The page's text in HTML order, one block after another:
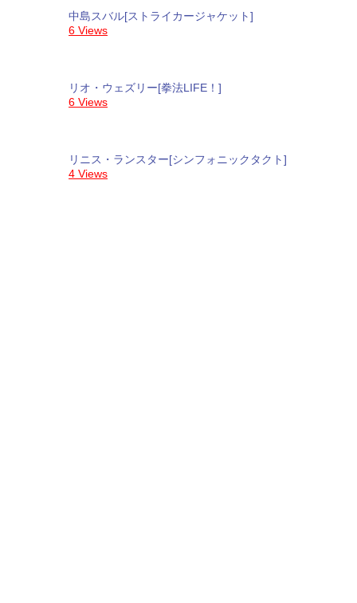
中島スバル[ストライカージャケット]
6 Views
リオ・ウェズリー[拳法LIFE！]
6 Views
リニス・ランスター[シンフォニックタクト]
4 Views